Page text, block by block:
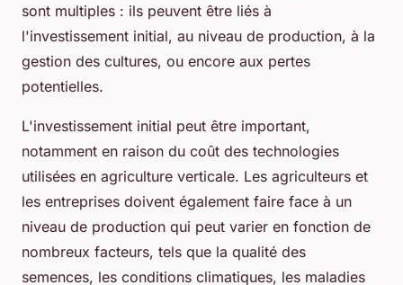
sont multiples : ils peuvent être liés à
l'investissement initial, au niveau de production, à la
gestion des cultures, ou encore aux pertes
potentielles.
L'investissement initial peut être important,
notamment en raison du coût des technologies
utilisées en agriculture verticale. Les agriculteurs et
les entreprises doivent également faire face à un
niveau de production qui peut varier en fonction de
nombreux facteurs, tels que la qualité des
semences, les conditions climatiques, les maladies